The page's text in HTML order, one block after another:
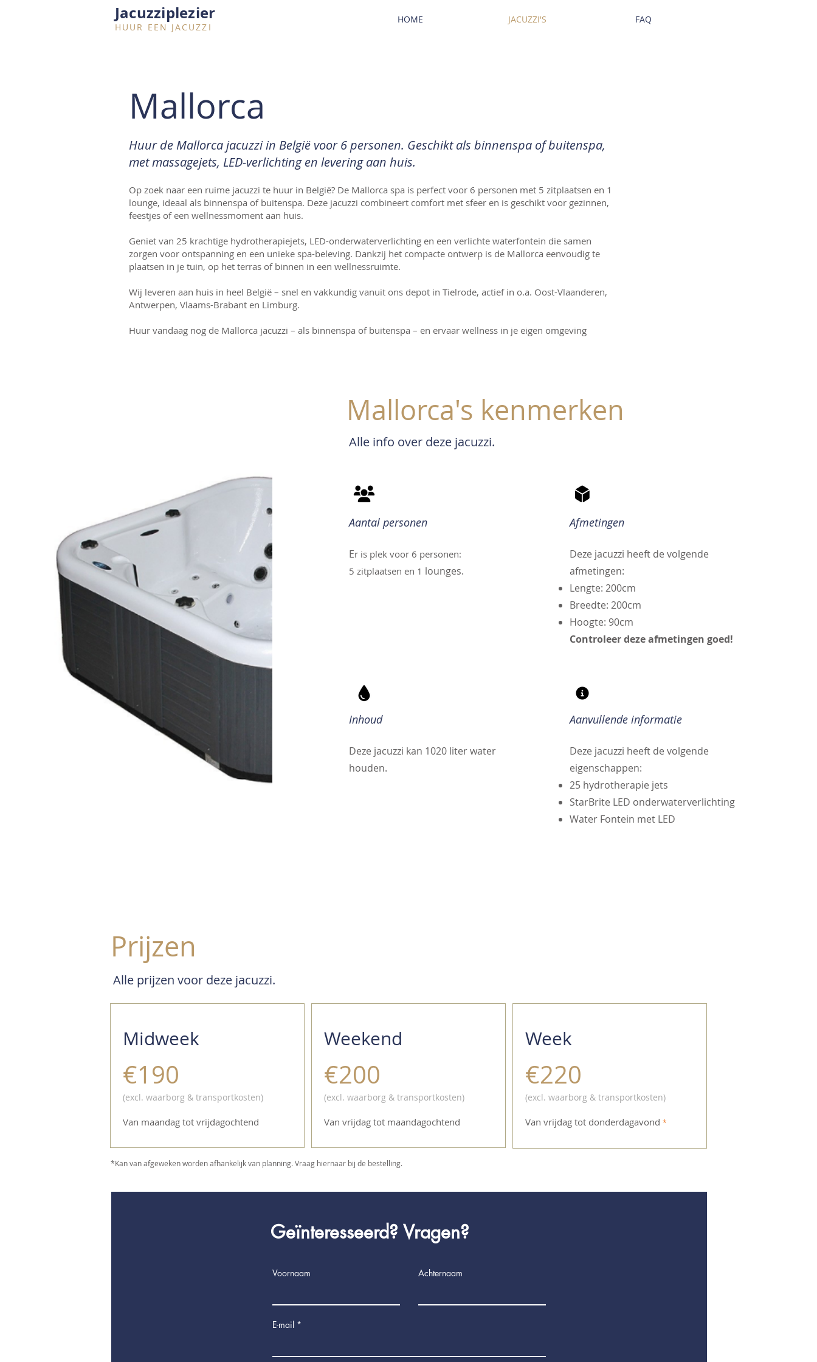
Jacuzziplezier
HUUR EEN JACUZZI
HOME JACUZZI'S FAQ
Mallorca
Huur de Mallorca jacuzzi in België voor 6 personen. Geschikt als binnenspa of buitenspa,
met massagejets, LED-verlichting en levering aan huis.
Op zoek naar een ruime jacuzzi te huur in België? De Mallorca spa is perfect voor 6 personen met 5 zitplaatsen en 1
lounge, ideaal als binnenspa of buitenspa. Deze jacuzzi combineert comfort met sfeer en is geschikt voor gezinnen,
feestjes of een wellnessmoment aan huis.
Geniet van 25 krachtige hydrotherapiejets, LED-onderwaterverlichting en een verlichte waterfontein die samen
zorgen voor ontspanning en een unieke spa-beleving. Dankzij het compacte ontwerp is de Mallorca eenvoudig te
plaatsen in je tuin, op het terras of binnen in een wellnessruimte.
Wij leveren aan huis in heel België – snel en vakkundig vanuit ons depot in Tielrode, actief in o.a. Oost-Vlaanderen,
Antwerpen, Vlaams-Brabant en Limburg.
Huur vandaag nog de Mallorca jacuzzi – als binnenspa of buitenspa – en ervaar wellness in je eigen omgeving
Mallorca's kenmerken
Alle info over deze jacuzzi.
Aantal personen
Er is plek voor 6 personen:
5 zitplaatsen en 1 lounges.
Inhoud
Deze jacuzzi kan 1020 liter water
houden.
Afmetingen
Deze jacuzzi heeft de volgende
afmetingen:
Lengte: 200cm
Breedte: 200cm
Hoogte: 90cm
Controleer deze afmetingen goed!
Aanvullende informatie
Deze jacuzzi heeft de volgende
eigenschappen:
25 hydrotherapie jets
StarBrite LED onderwaterverlichting
Water Fontein met LED
Prijzen
Alle prijzen voor deze jacuzzi.
Midweek
€190
(excl. waarborg & transportkosten)
Van maandag tot vrijdagochtend
Weekend
€200
(excl. waarborg & transportkosten)
Van vrijdag tot maandagochtend
Week
€220
(excl. waarborg & transportkosten)
Van vrijdag tot donderdagavond *
*Kan van afgeweken worden afhankelijk van planning. Vraag hiernaar bij de bestelling.
Geïnteresseerd? Vragen?
Voornaam Achternaam
E-mail